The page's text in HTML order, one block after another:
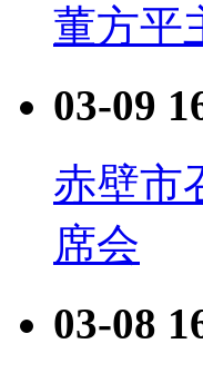
董方平
03-09
赤壁市
席会
03-08